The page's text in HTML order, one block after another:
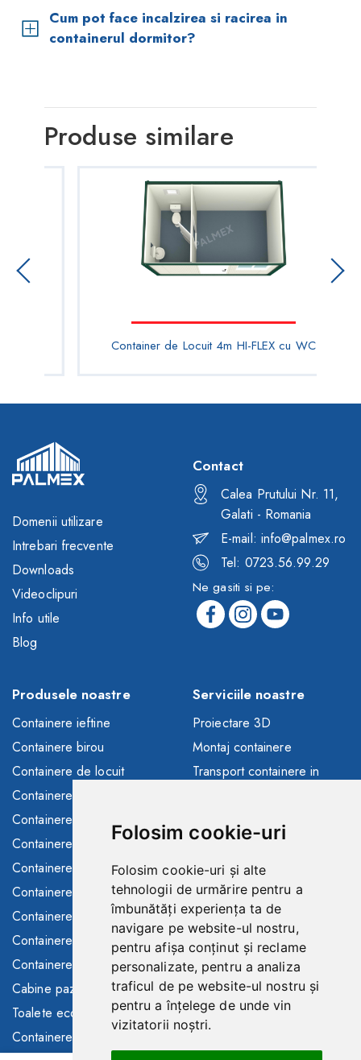
Folosim cookie-uri
Folosim cookie-uri și alte
tehnologii de urmărire pentru a
îmbunătăți experiența ta de
navigare pe website-ul nostru,
pentru afișa conținut și reclame
personalizate, pentru a analiza
traficul de pe website-ul nostru și
pentru a înțelege de unde vin
vizitatorii noștri.
Cum pot face incalzirea si racirea in
containerul dormitor?
Produse similare
Container de Locuit 4m HI-FLEX cu WC
Domenii utilizare
Intrebari frecvente
Downloads
Videoclipuri
Info utile
Blog
Contact
Calea Prutului Nr. 11,
Galati - Romania
E-mail: info@palmex.ro
Tel: 0723.56.99.29
Ne gasiti si pe:
Produsele noastre
Containere ieftine
Containere birou
Containere de locuit
Containere depozitare
Containere sanitare
Containere santier
Containere maritime
Containere modulare
Containere frigorifice
Containere comerciale
Containere SH
Cabine paza
Toalete ecologice
Containere in stoc
Serviciile noastre
Proiectare 3D
Montaj containere
Transport containere in
Consultanta/asistenta
Buyback containere folosite
Containere de inchiriat
Toalete ecologice de
inchiriat
Gard mobil de inchiriat